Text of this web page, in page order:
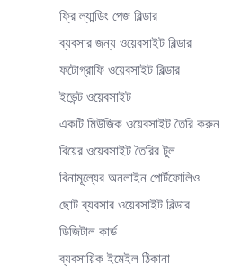
ফ্রি ল্যান্ডিং পেজ বিল্ডার
ব্যবসার জন্য ওয়েবসাইট বিল্ডার
ফটোগ্রাফি ওয়েবসাইট বিল্ডার
ইভেন্ট ওয়েবসাইট
একটি মিউজিক ওয়েবসাইট তৈরি করুন
বিয়ের ওয়েবসাইট তৈরির টুল
বিনামূল্যের অনলাইন পোর্টফোলিও
ছোট ব্যবসার ওয়েবসাইট বিল্ডার
ডিজিটাল কার্ড
ব্যবসায়িক ইমেইল ঠিকানা